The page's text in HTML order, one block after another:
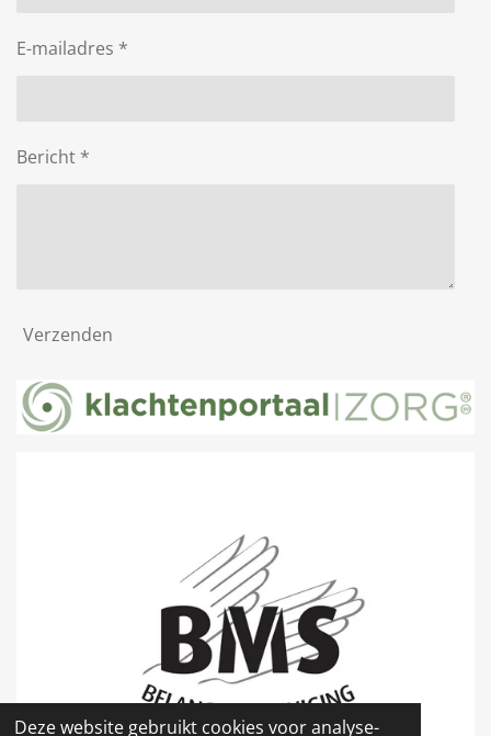
Deze website gebruikt cookies voor analyse-
E-mailadres *
Bericht *
Verzenden